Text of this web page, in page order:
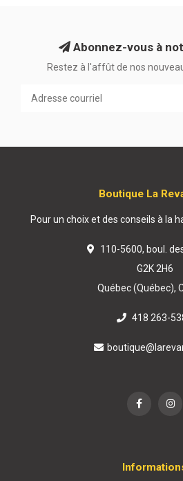
Abonnez-vous à
Restez à l'affût de nos
Boutique La
Pour un choix et des conseils à la
110-5600, boul.
G2K 2H6
Québec (Québec),
418 263-